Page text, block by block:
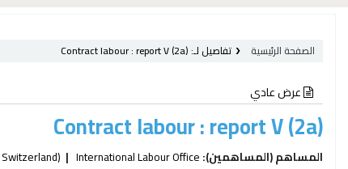
الصفحة الرئيسية تفاصيل لـ: Contract labour :report V (2a)
عرض عادي
Contract labour : report V (2a)
المساهم (المساهمين):International Labour Office